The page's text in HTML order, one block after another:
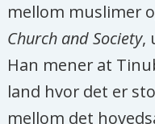
mellom muslimer
Church and Society,
Han mener at
land hvor det er
mellom det